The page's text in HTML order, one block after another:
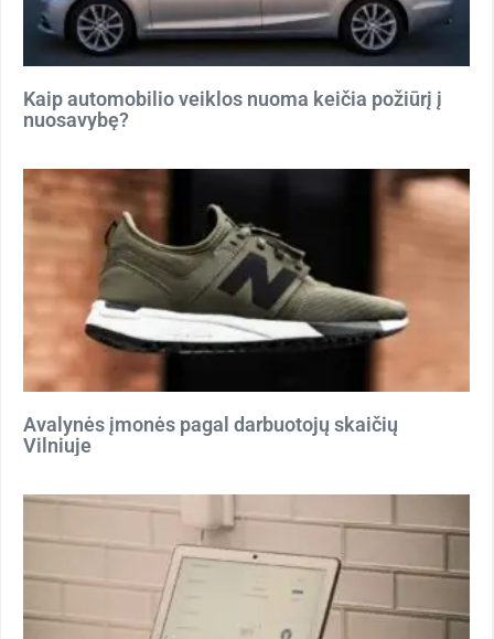
Kaip automobilio veiklos nuoma keičia požiūrį į
nuosavybę?
Avalynės įmonės pagal darbuotojų skaičių
Vilniuje